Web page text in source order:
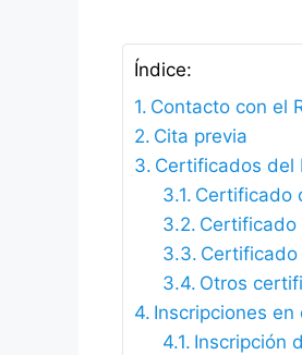
Índice:
Contacto con el
Cita previa
Certificados del
Certificado
Certificado
Otros
Inscripciones en
Inscripción